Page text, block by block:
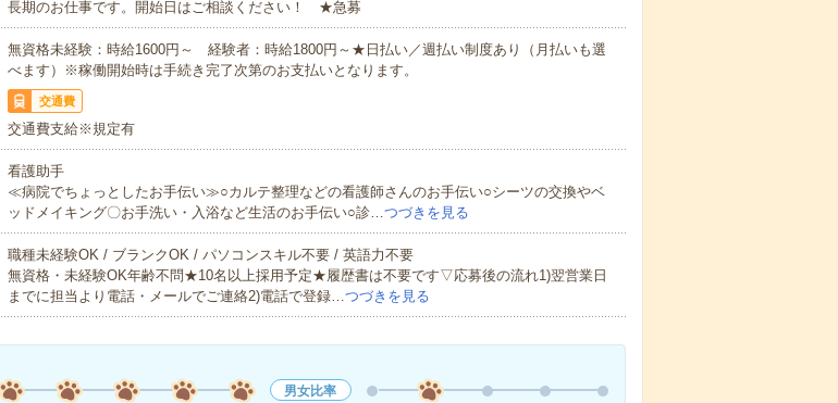
長期のお仕事です。開始日はご相談ください！ ★急募
無資格未経験：時給1600円～ 経験者：時給1800円～★日払い／週払い制度あり（月払いも選
べます）※稼働開始時は手続き完了次第のお支払いとなります。
交通費
交通費支給※規定有
看護助手
≪病院でちょっとしたお手伝い≫○カルテ整理などの看護師さんのお手伝い○シーツの交換やベ
ッドメイキング〇お手洗い・入浴など生活のお手伝い○診…つづきを見る
職種未経験OK / ブランクOK / パソコンスキル不要 / 英語力不要
無資格・未経験OK年齢不問★10名以上採用予定★履歴書は不要です▽応募後の流れ1)翌営業日
までに担当より電話・メールでご連絡2)電話で登録…つづきを見る
男女比率